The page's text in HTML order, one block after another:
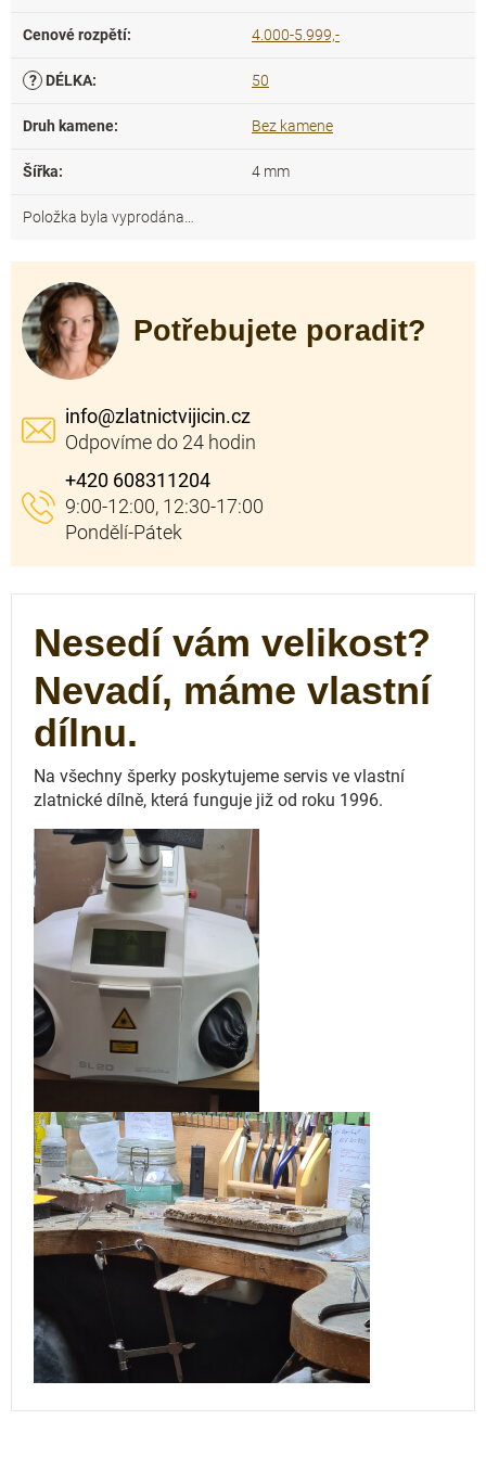
Cenové rozpětí: 4.000-5.999,-
? DÉLKA: 50
Druh kamene: Bez kamene
Šířka: 4 mm
Položka byla vyprodána…
Potřebujete poradit?
info@zlatnictvijicin.cz
+420 608311204
Nesedí vám velikost?
Nevadí, máme vlastní
dílnu.
Na všechny šperky poskytujeme servis ve vlastní
zlatnické dílně, která funguje již od roku 1996.